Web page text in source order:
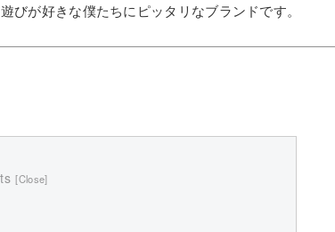
が好きな僕たちにピッタリなブランドです。